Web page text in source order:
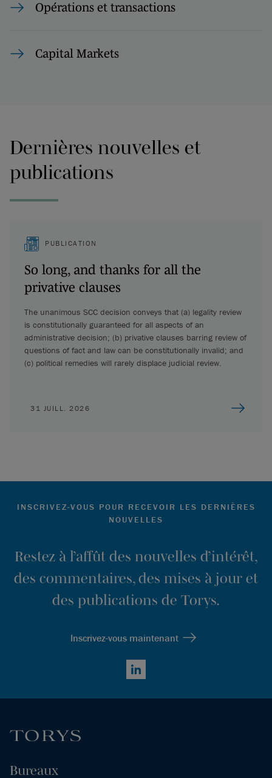
Opérations et transactions
Capital Markets
Dernières nouvelles et
publications
PUBLICATION
So long, and thanks for all the
privative clauses
The unanimous SCC decision conveys that (a) legality review
is constitutionally guaranteed for all aspects of an
administrative decision; (b) privative clauses barring review of
questions of fact and law can be constitutionally invalid; and
(c) political remedies will rarely displace judicial review.
31 JUILL. 2026
INSCRIVEZ-VOUS POUR RECEVOIR LES DERNIÈRES
NOUVELLES
Restez à l’affût des nouvelles d’intérêt,
des commentaires, des mises à jour et
des publications de Torys.
Inscrivez-vous maintenant
LinkedIn
Bureaux